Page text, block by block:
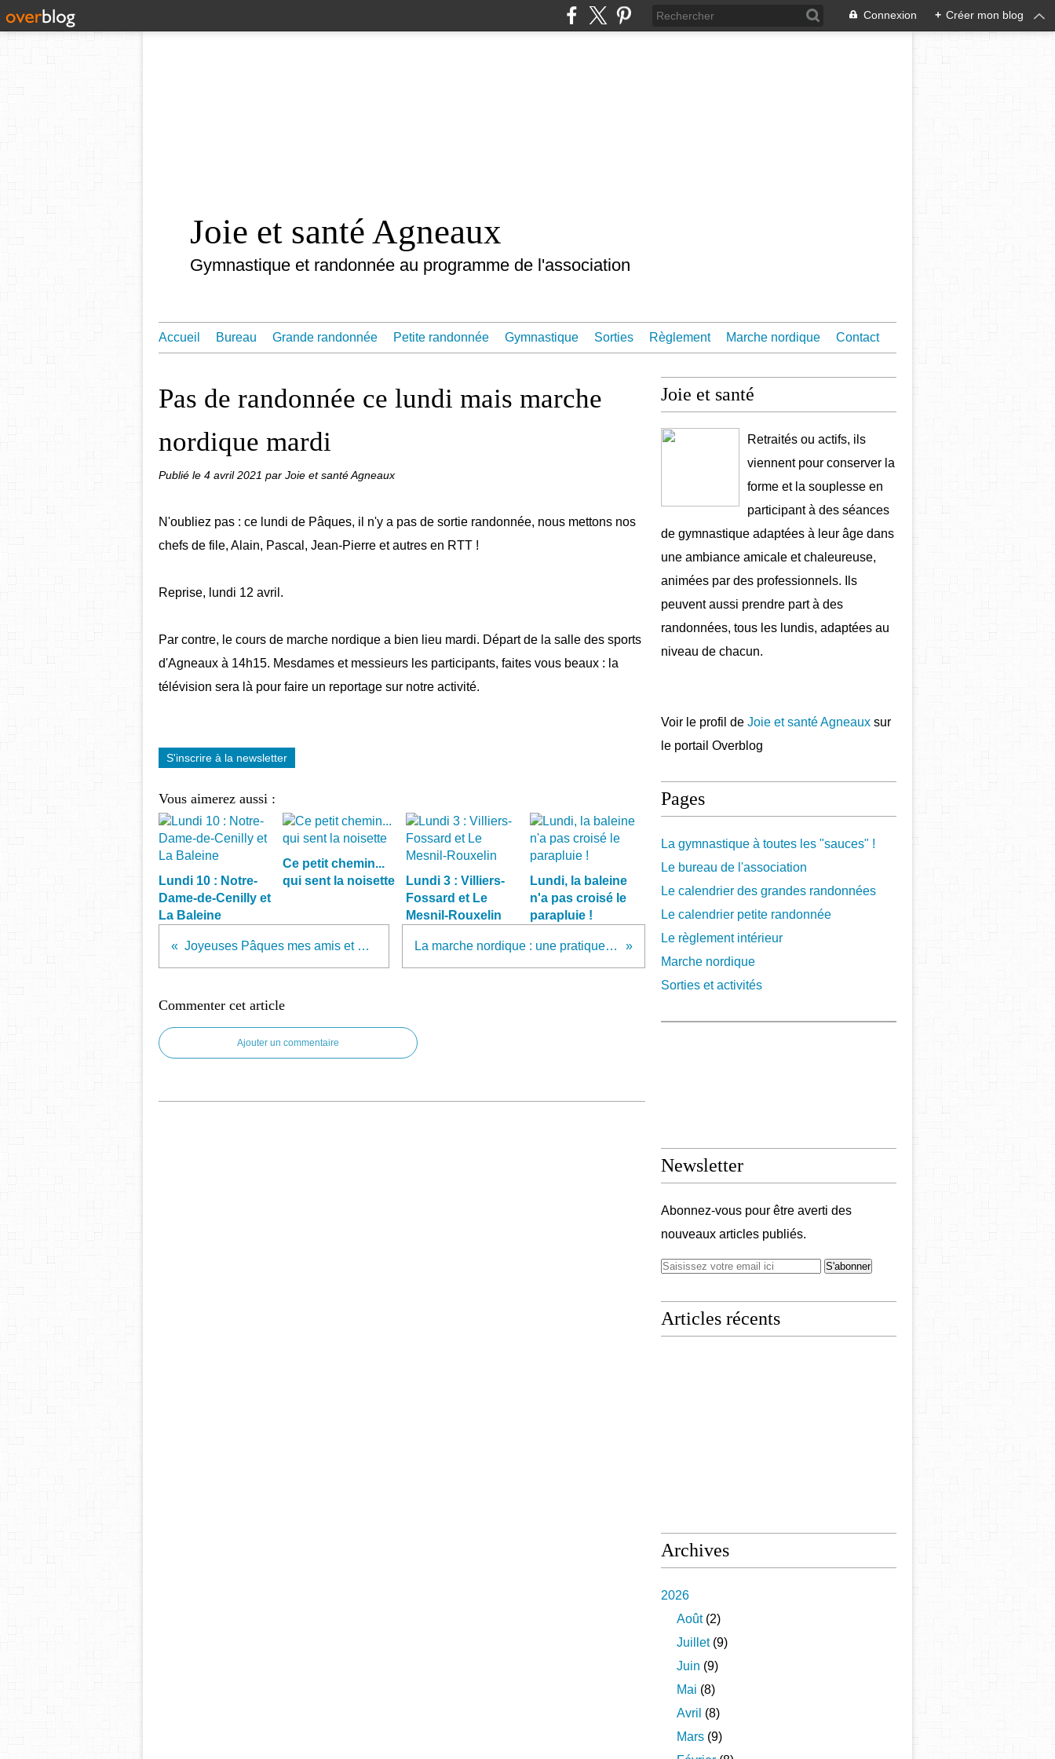
Connexion + Créer mon blog
Joie et santé Agneaux
Gymnastique et randonnée au programme de l'association
Accueil Bureau Grande randonnée Petite randonnée Gymnastique Sorties Règlement Marche nordique Contact
Pas de randonnée ce lundi mais marche
nordique mardi
Publié le 4 avril 2021 par Joie et santé Agneaux
N'oubliez pas : ce lundi de Pâques, il n'y a pas de sortie randonnée, nous mettons nos
chefs de file, Alain, Pascal, Jean-Pierre et autres en RTT !
Reprise, lundi 12 avril.
Par contre, le cours de marche nordique a bien lieu mardi. Départ de la salle des sports
d'Agneaux à 14h15. Mesdames et messieurs les participants, faites vous beaux : la
télévision sera là pour faire un reportage sur notre activité.
S'inscrire à la newsletter
Vous aimerez aussi :
Lundi 10 : Notre-
Dame-de-Cenilly et
La Baleine
Ce petit chemin...
qui sent la noisette
Lundi 3 : Villiers-
Fossard et Le
Mesnil-Rouxelin
Lundi, la baleine
n'a pas croisé le
parapluie !
Joyeuses Pâques mes amis et prenez soin de vous ! La marche nordique : une pratique bonne pour la santé !
Commenter cet article
Ajouter un commentaire
Joie et santé
Retraités ou actifs, ils
viennent pour conserver la
forme et la souplesse en
participant à des séances
de gymnastique adaptées à leur âge dans
une ambiance amicale et chaleureuse,
animées par des professionnels. Ils
peuvent aussi prendre part à des
randonnées, tous les lundis, adaptées au
niveau de chacun.
Voir le profil de Joie et santé Agneaux sur
le portail Overblog
Pages
La gymnastique à toutes les "sauces" !
Le bureau de l'association
Le calendrier des grandes randonnées
Le calendrier petite randonnée
Le règlement intérieur
Marche nordique
Sorties et activités
Newsletter
Abonnez-vous pour être averti des
nouveaux articles publiés.
Articles récents
Archives
2026
Août(2)
Juillet(9)
Juin (9)
Mai (8)
Avril (8)
Mars (9)